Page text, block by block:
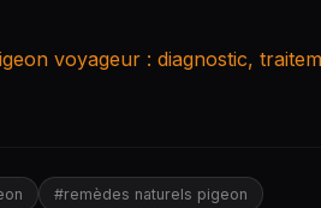
voyageur : diagnostic,
#remèdes naturels pigeon